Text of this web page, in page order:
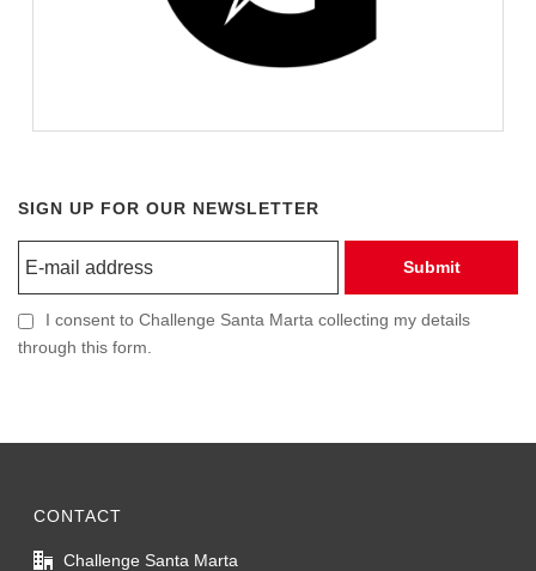
SIGN UP FOR OUR NEWSLETTER
Submit
I consent to Challenge Santa Marta collecting my details
through this form.
CONTACT
Challenge Santa Marta